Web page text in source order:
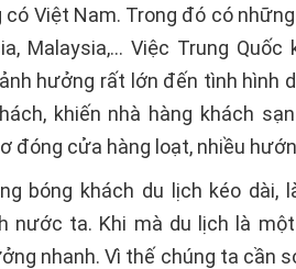
có Việt Nam. Trong đó có
Malaysia,… Việc Trung
hưởng rất lớn đến tình hình
khiến nhà hàng khách
đóng cửa hàng loạt, nhiều
bóng khách du lịch kéo
nước ta. Khi mà du lịch là
nhanh. Vì thế chúng ta cần